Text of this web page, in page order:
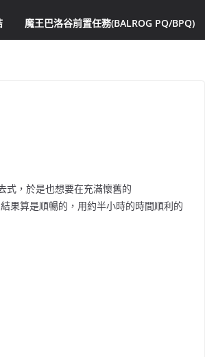
魔王巴洛谷前置任務(BALROG PQ/BPQ)
式，於是也想要在充滿懷舊的
果算是順暢的，用約半小時的時間順利的